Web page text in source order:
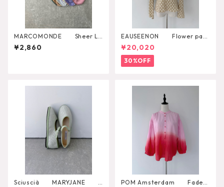
MARCOMONDE Sheer La
me Socks
¥2,860
EAUSEENON Flower patt
ern cut and sewn
¥20,020
30%OFF
Sciuscià MARYJANE
POM Amsterdam Faded